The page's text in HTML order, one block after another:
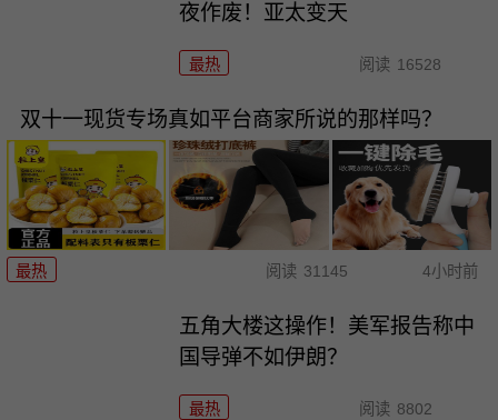
夜作废！亚太变天
最热 阅读 16528
双十一现货专场真如平台商家所说的那样吗？
最热 阅读 31145 4小时前
五角大楼这操作！美军报告称中
国导弹不如伊朗？
最热 阅读 8802